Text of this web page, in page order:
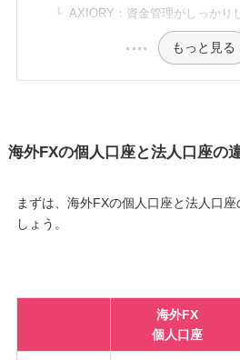
AXIORY：資金管理がしっかり
もっと見る
海外FXの個人口座と法人口座の
まずは、海外FXの個人口座と法人口
しょう。
海外FX
個人口座